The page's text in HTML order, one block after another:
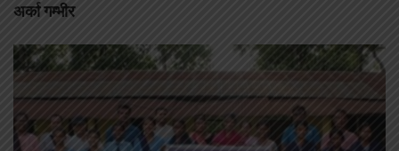
अर्का गम्भीर